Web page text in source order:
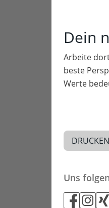
Dein
Arbeite
beste
Werte
DRUCKEN
Uns folgen